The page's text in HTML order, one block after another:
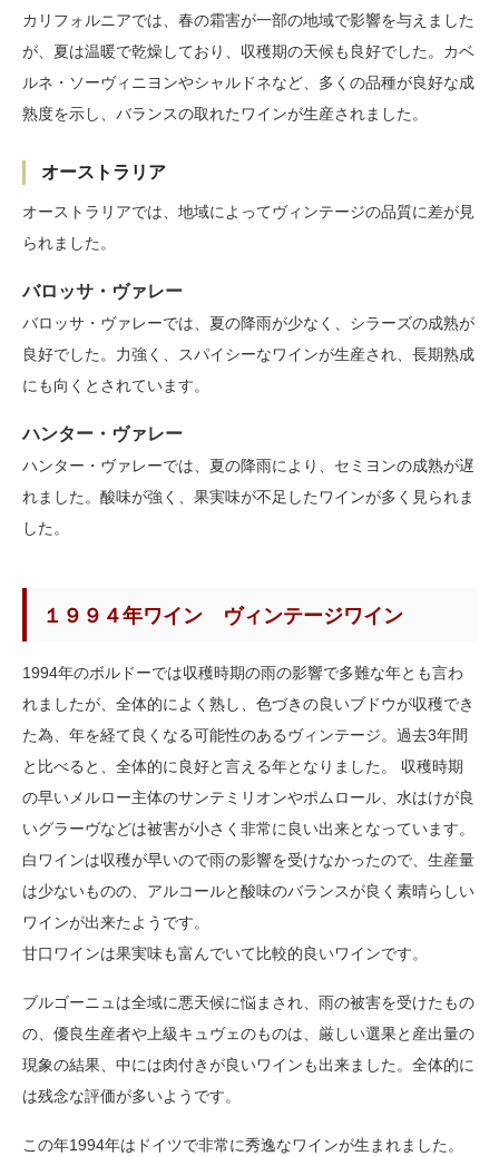
カリフォルニアでは、春の霜害が一部の地域で影響を与えました
が、夏は温暖で乾燥しており、収穫期の天候も良好でした。カベ
ルネ・ソーヴィニヨンやシャルドネなど、多くの品種が良好な成
熟度を示し、バランスの取れたワインが生産されました。
オーストラリア
オーストラリアでは、地域によってヴィンテージの品質に差が見
られました。
バロッサ・ヴァレー
バロッサ・ヴァレーでは、夏の降雨が少なく、シラーズの成熟が
良好でした。力強く、スパイシーなワインが生産され、長期熟成
にも向くとされています。
ハンター・ヴァレー
ハンター・ヴァレーでは、夏の降雨により、セミヨンの成熟が遅
れました。酸味が強く、果実味が不足したワインが多く見られま
した。
１９９４年ワイン ヴィンテージワイン
1994年のボルドーでは収穫時期の雨の影響で多難な年とも言わ
れましたが、全体的によく熟し、色づきの良いブドウが収穫でき
た為、年を経て良くなる可能性のあるヴィンテージ。過去3年間
と比べると、全体的に良好と言える年となりました。 収穫時期
の早いメルロー主体のサンテミリオンやポムロール、水はけが良
いグラーヴなどは被害が小さく非常に良い出来となっています。
白ワインは収穫が早いので雨の影響を受けなかったので、生産量
は少ないものの、アルコールと酸味のバランスが良く素晴らしい
ワインが出来たようです。
甘口ワインは果実味も富んでいて比較的良いワインです。
ブルゴーニュは全域に悪天候に悩まされ、雨の被害を受けたもの
の、優良生産者や上級キュヴェのものは、厳しい選果と産出量の
現象の結果、中には肉付きが良いワインも出来ました。全体的に
は残念な評価が多いようです。
この年1994年はドイツで非常に秀逸なワインが生まれました。